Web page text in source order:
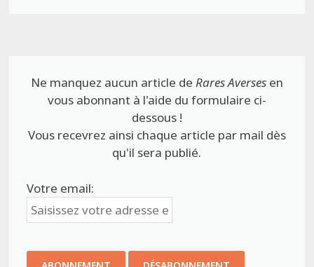
Ne manquez aucun article de Rares Aversesen
vous abonnant à l'aide du formulaire ci-
dessous !
Vous recevrez ainsi chaque article par mail dès
qu'il sera publié.
Votre email: